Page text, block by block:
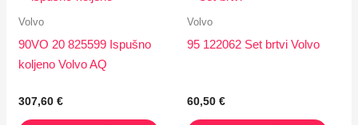
Volvo
90VO 20 825599 Ispušno
koljeno Volvo AQ
307,60€
Volvo
95 122062 Set brtvi Volvo
60,50 €